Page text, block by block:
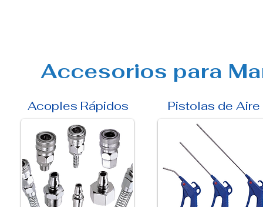
Accesorios para
Acoples Rápidos Pistolas de Aire